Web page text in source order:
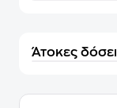
Άτοκες